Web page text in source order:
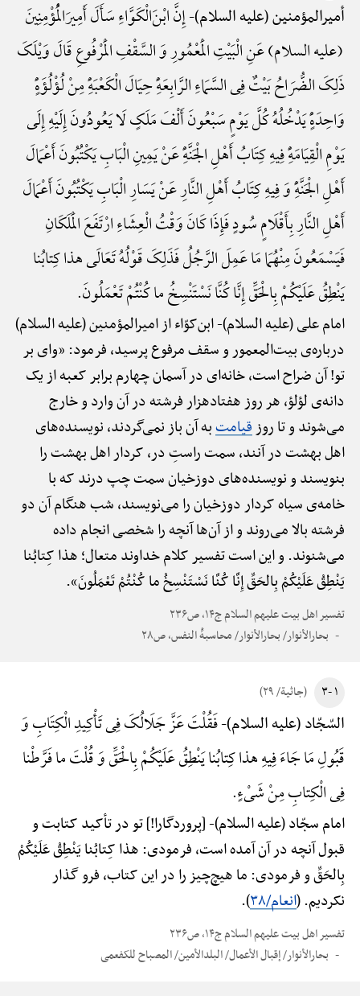
أمیرالمؤمنین (علیه السلام)-إِنَّ ابْنَ‌الْکَوَّاءِ سَأَلَ أَمِیرَ‌الْمُؤْمِنِینَ
(علیه السلام) عَنِ الْبَیْتِ الْمَعْمُورِ وَ السَّقْفِ الْمَرْفُوعِ قَالَ وَیْلَکَ
ذَلِکَ الضُّرَاحُ بَیْتٌ فِی السَّمَاءِ الرَّابِعَهًِْ حِیَالَ الْکَعْبَهًِْ مِنْ لُؤْلُؤَهًٍْ
وَاحِدَهًٍْ یَدْخُلُهُ کُلَّ یَوْمٍ سَبْعُونَ أَلْفَ مَلَکٍ لَا یَعُودُونَ إِلَیْهِ إِلَی
یَوْمِ الْقِیَامَهًِْ فِیهِ کِتَابُ أَهْلِ الْجَنَّهًِْ عَنْ یَمِینِ الْبَابِ یَکْتُبُونَ أَعْمَالَ
أَهْلِ الْجَنَّهًِْ وَ فِیهِ کِتَابُ أَهْلِ النَّارِ عَنْ یَسَارِ الْبَابِ یَکْتُبُونَ أَعْمَالَ
أَهْلِ النَّارِ بِأَقْلَامٍ سُودٍ فَإِذَا کَانَ وَقْتُ الْعِشَاءِ ارْتَفَعَ الْمَلَکَانِ
فَیَسْمَعُونَ مِنْهُمَا مَا عَمِلَ الرَّجُلُ فَذَلِکَ قَوْلُهُ تَعَالَی هذا کِتابُنا
یَنْطِقُ عَلَیْکُمْ بِالْحَقِّ إِنَّا کُنَّا نَسْتَنْسِخُ ما کُنْتُمْ تَعْمَلُونَ.
امام علی (علیه السلام)-ابن‌کوّاء از امیرالمؤمنین (علیه السلام)
درباره‌ی بیت‌المعمور و سقف مرفوع پرسید، فرمود: «وای بر
تو! آن ضراح است، خانه‌ای در آسمان چهارم برابر کعبه از یک
دانه‌ی لؤلؤ، هر روز هفتادهزار فرشته در آن وارد و خارج
می‌شوند و تا روزقیامتبه آن باز نمی‌گردند، نویسنده‌های
اهل بهشت در آنند، سمت راستِ در، کردار اهل بهشت را
بنویسند و نویسنده‌های دوزخیان سمت چپ درند که با
خامه‌ی سیاه کردار دوزخیان را می‌نویسند، شب هنگام آن دو
فرشته بالا می‌روند و از آن‌ها آنچه را شخصی انجام داده
می‌شنوند. و این است تفسیر کلام خداوند متعال؛ هذا کِتابُنا
یَنْطِقُ عَلَیْکُمْ بِالحَقِّ إِنَّا کُنَّا نَسْتَنْسِخُ ما کُنْتُمْ تَعْمَلُونَ».
تفسیر اهل بیت علیهم السلام ج۱۴، ص۲۳۶
بحارالأنوار/ بحارالأنوار/ محاسبهًْ النفس، ص۲۸
۱ -۳ (جاثیة/ ۲۹)
السّجّاد (علیه السلام)-فَقُلْتَ عَزَّ جَلَالُکَ فِی تَأْکِیدِ الْکِتَابِ وَ
قَبُولِ مَا جَاءَ فِیهِ هذا کِتابُنا یَنْطِقُ عَلَیْکُمْ بِالْحَقِّ وَ قُلْتَ ما فَرَّطْنا
فِی الْکِتابِ مِنْ شَیْءٍ.
امام سجّاد (علیه السلام)-[پروردگارا!] تو در تأکید کتابت و
قبول آنچه در آن آمده است، فرمودی: هذا کِتابُنا یَنْطِقُ عَلَیْکُمْ
بِالحَقِّ و فرمودی: ما هیچ‌چیز را در این کتاب، فرو گذار
نکردیم. (انعام/۳۸ ).
تفسیر اهل بیت علیهم السلام ج۱۴، ص۲۳۶
بحارالأنوار/ إقبال الأعمال/ البلدالأمین/ المصباح للکفعمی